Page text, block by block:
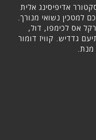
אדיפיסינג אלית
למטכין נשואי מנורך.
אס לכימפו, דול,
גדדיש. קוויז דומור
מנת.